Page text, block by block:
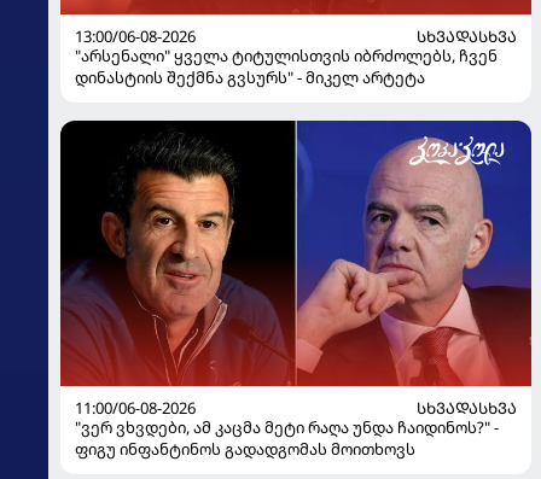
13:00/06-08-2026
ᲡᲮᲕᲐᲓᲐᲡᲮᲕᲐ
"არსენალი" ყველა ტიტულისთვის იბრძოლებს, ჩვენ
დინასტიის შექმნა გვსურს" - მიკელ არტეტა
11:00/06-08-2026
ᲡᲮᲕᲐᲓᲐᲡᲮᲕᲐ
"ვერ ვხვდები, ამ კაცმა მეტი რაღა უნდა ჩაიდინოს?" -
ფიგუ ინფანტინოს გადადგომას მოითხოვს